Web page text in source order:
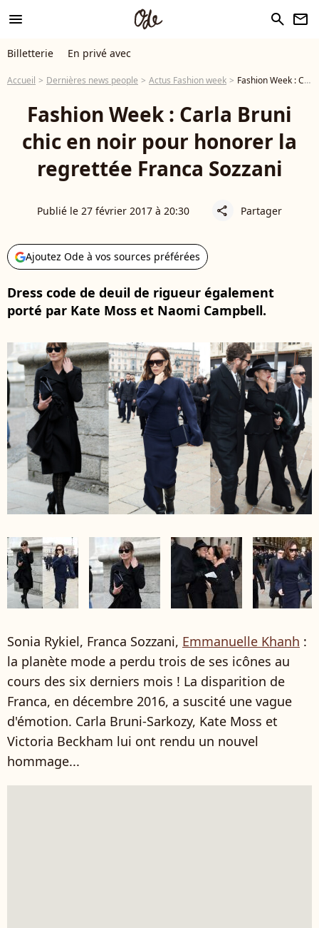
menu search newsletter
Billetterie En privé avec
Accueil Dernières news people Actus Fashion week Fashion Week : Carla Bruni chic en noir pour honorer la regrettée Franca Sozzani
Fashion Week : Carla Bruni
chic en noir pour honorer la
regrettée Franca Sozzani
Publié le 27 février 2017 à 20:30 share Partager
Ajoutez Ode à vos sources préférées
Dress code de deuil de rigueur également
porté par Kate Moss et Naomi Campbell.
Sonia Rykiel, Franca Sozzani, Emmanuelle Khanh :
la planète mode a perdu trois de ses icônes au
cours des six derniers mois ! La disparition de
Franca, en décembre 2016, a suscité une vague
d'émotion. Carla Bruni-Sarkozy, Kate Moss et
Victoria Beckham lui ont rendu un nouvel
hommage...